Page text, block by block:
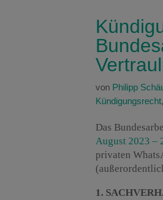
von Philipp
Kündigungsrecht,
Das
August 2023 –
privaten
1.